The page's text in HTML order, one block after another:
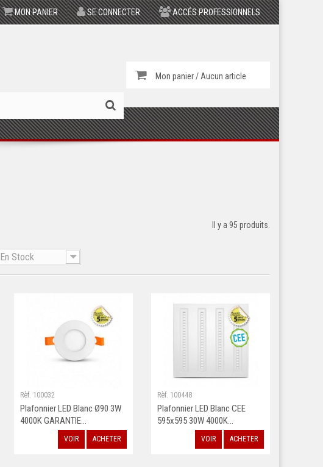
MON PANIER SE CONNECTER ACCÉS PROFESSIONNELS
Mon panier / Aucun article
Il y a 95 produits.
En Stock
Rèf. 100032
Plafonnier LED Blanc Ø90 3W
4000K GARANTIE...
VOIR ACHETER
Rèf. 100448
Plafonnier LED Blanc CEE
595x595 30W 4000K...
VOIR ACHETER